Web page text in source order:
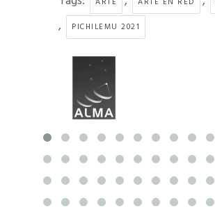
, PICHILEMU 2021